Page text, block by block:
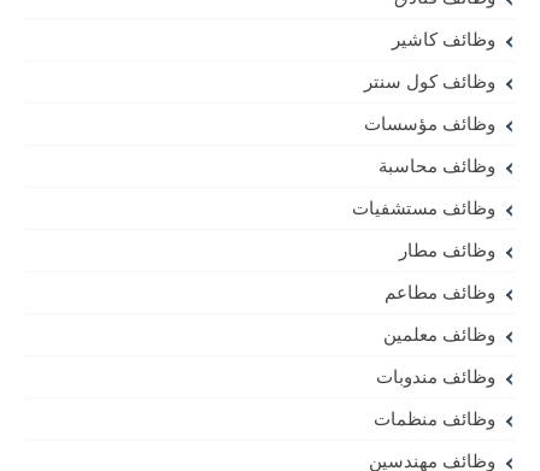
وظائف كاشير
وظائف كول سنتر
وظائف مؤسسات
وظائف محاسبة
وظائف مستشفيات
وظائف مطار
وظائف مطاعم
وظائف معلمين
وظائف مندوبات
وظائف منظمات
وظائف مهندسين